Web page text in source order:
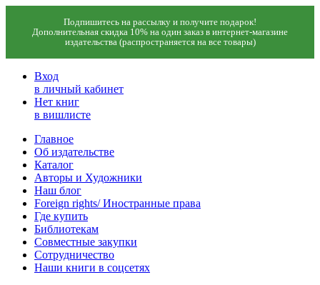
Подпишитесь на рассылку и получите подарок!
Дополнительная скидка 10% на один заказ в интернет-магазине
издательства (распространяется на все товары)
Вход
в личный кабинет
Нет книг
в вишлисте
Главное
Об издательстве
Каталог
Авторы и Художники
Наш блог
Foreign rights/ Иностранные права
Где купить
Библиотекам
Совместные закупки
Сотрудничество
Наши книги в соцсетях